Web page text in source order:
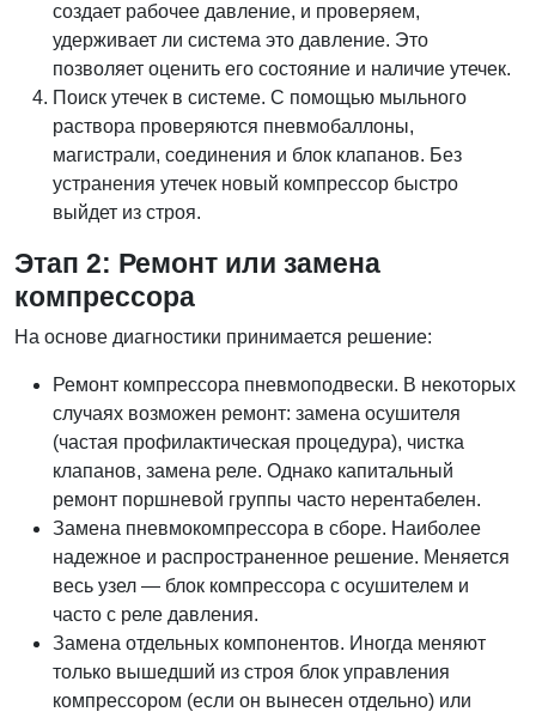
создает рабочее давление, и проверяем,
удерживает ли система это давление. Это
позволяет оценить его состояние и наличие утечек.
Поиск утечек в системе. С помощью мыльного
раствора проверяются пневмобаллоны,
магистрали, соединения и блок клапанов. Без
устранения утечек новый компрессор быстро
выйдет из строя.
Этап 2: Ремонт или замена
компрессора
На основе диагностики принимается решение:
Ремонт компрессора пневмоподвески. В некоторых
случаях возможен ремонт: замена осушителя
(частая профилактическая процедура), чистка
клапанов, замена реле. Однако капитальный
ремонт поршневой группы часто нерентабелен.
Замена пневмокомпрессора в сборе. Наиболее
надежное и распространенное решение. Меняется
весь узел — блок компрессора с осушителем и
часто с реле давления.
Замена отдельных компонентов. Иногда меняют
только вышедший из строя блок управления
компрессором (если он вынесен отдельно) или